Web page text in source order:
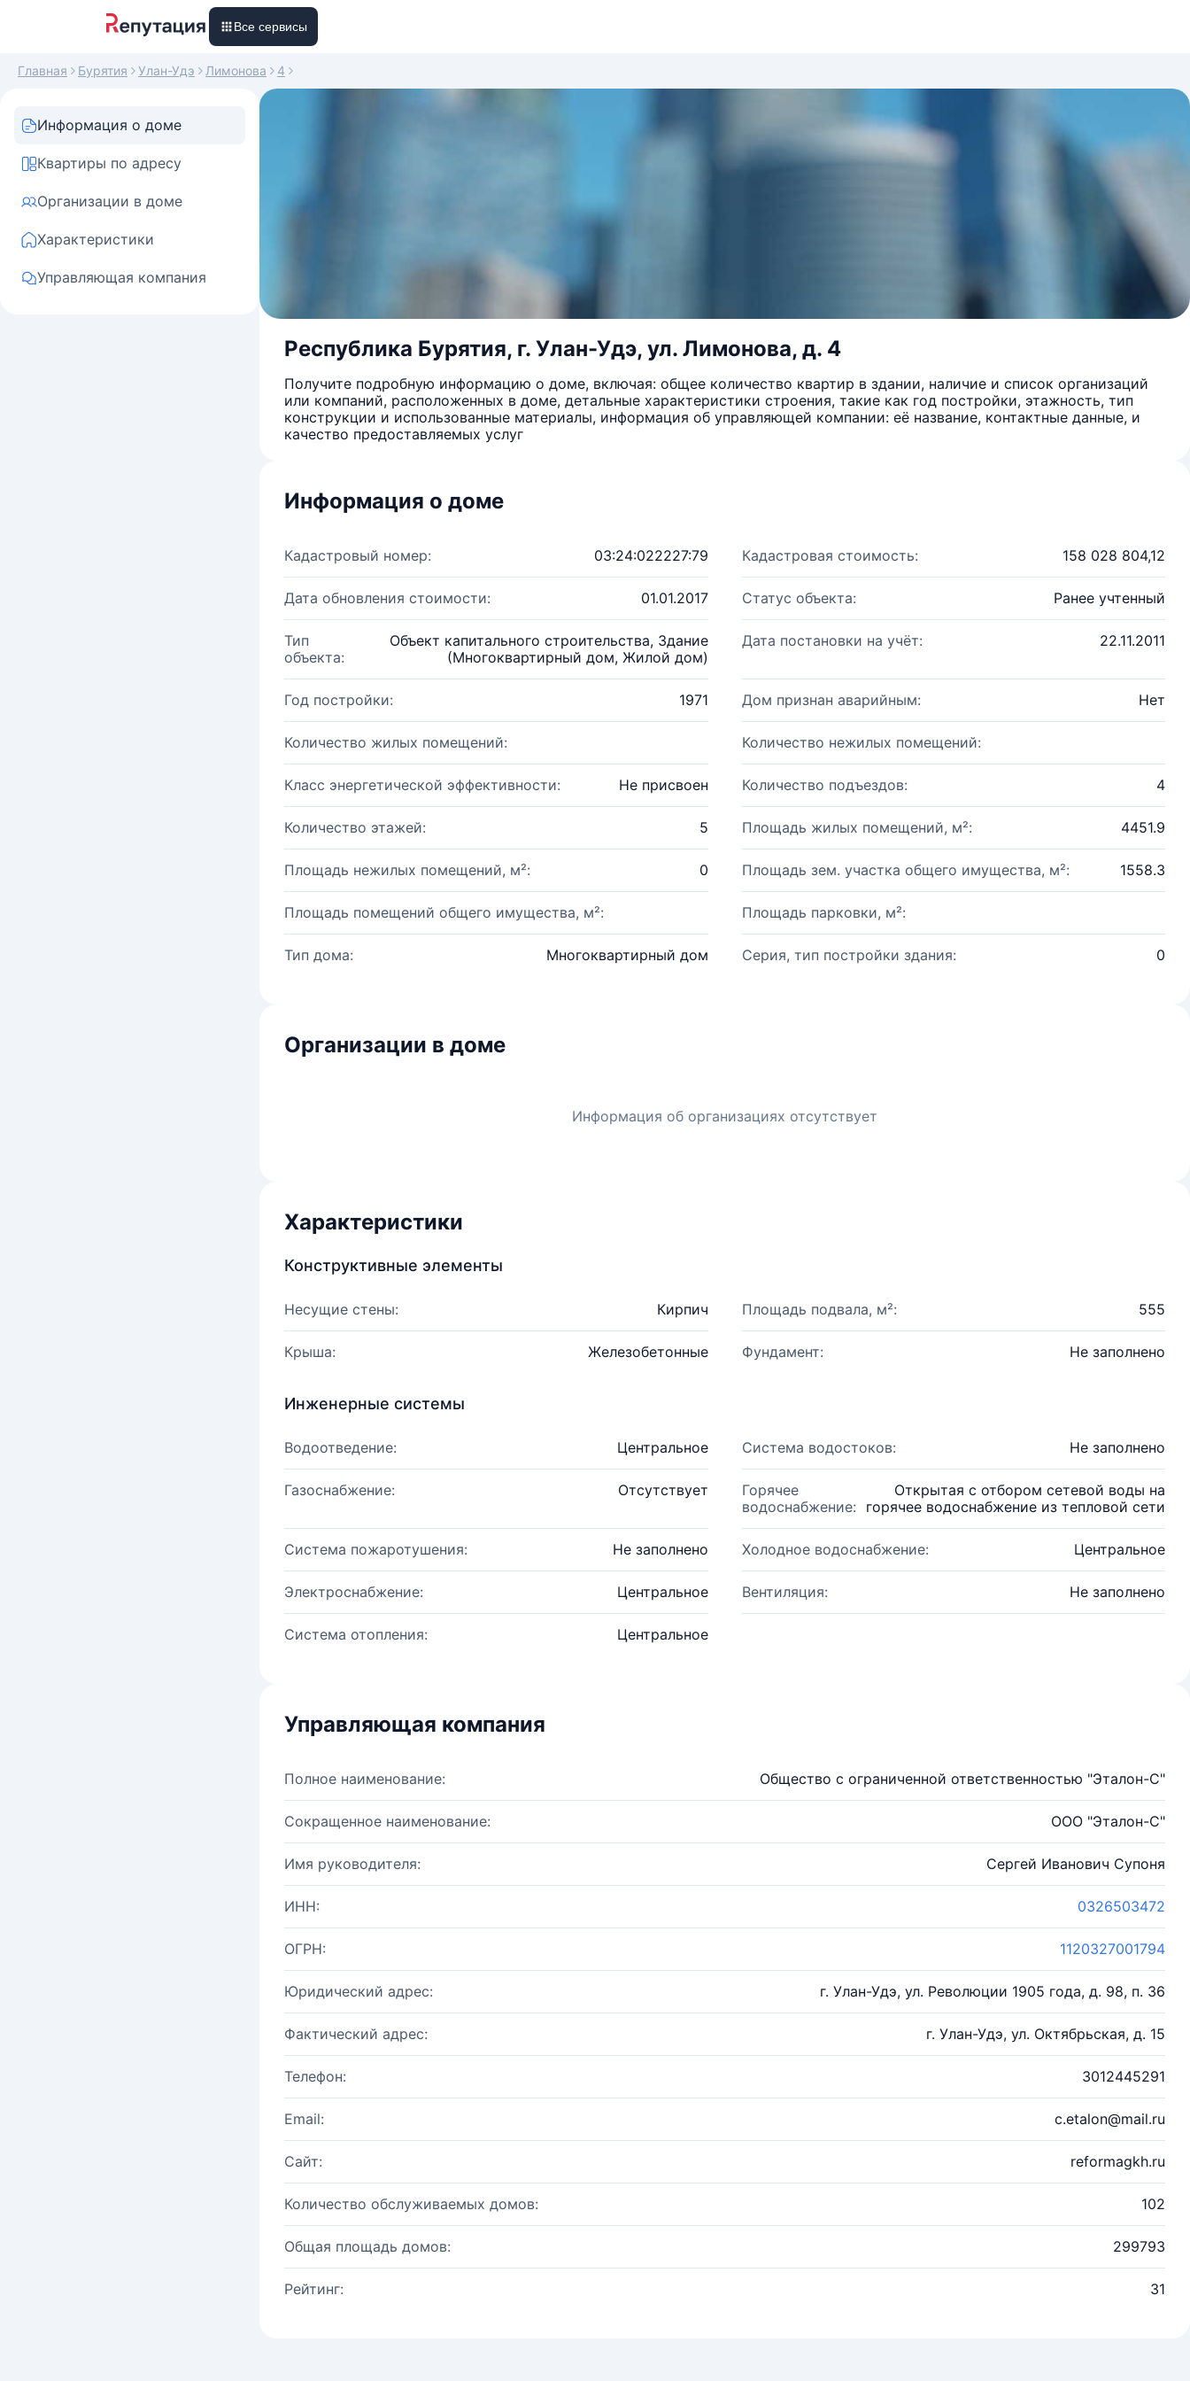
Все сервисы
Главная Бурятия Улан-Удэ Лимонова 4
Информация о доме
Квартиры по адресу
Организации в доме
Характеристики
Управляющая компания
Республика Бурятия, г. Улан-Удэ, ул. Лимонова, д. 4
Получите подробную информацию о доме, включая: общее количество квартир в здании, наличие и список организаций
или компаний, расположенных в доме, детальные характеристики строения, такие как год постройки, этажность, тип
конструкции и использованные материалы, информация об управляющей компании: её название, контактные данные, и
качество предоставляемых услуг
Информация о доме
Кадастровый номер: 03:24:022227:79 Кадастровая стоимость: 158 028 804,12
Дата обновления стоимости: 01.01.2017 Статус объекта: Ранее учтенный
Тип
объекта:
Объект капитального строительства, Здание
(Многоквартирный дом, Жилой дом)
Дата постановки на учёт: 22.11.2011
Год постройки: 1971 Дом признан аварийным: Нет
Количество жилых помещений: Количество нежилых помещений:
Класс энергетической эффективности: Не присвоен Количество подъездов: 4
Количество этажей: 5 Площадь жилых помещений, м²: 4451.9
Площадь нежилых помещений, м²: 0 Площадь зем. участка общего имущества, м²: 1558.3
Площадь помещений общего имущества, м²: Площадь парковки, м²:
Тип дома: Многоквартирный дом Серия, тип постройки здания: 0
Организации в доме
Информация об организациях отсутствует
Характеристики
Конструктивные элементы
Несущие стены: Кирпич Площадь подвала, м²: 555
Крыша: Железобетонные Фундамент: Не заполнено
Инженерные системы
Водоотведение: Центральное Система водостоков: Не заполнено
Газоснабжение: Отсутствует
Горячее
водоснабжение:
Открытая с отбором сетевой воды на
горячее водоснабжение из тепловой сети
Система пожаротушения: Не заполнено Холодное водоснабжение: Центральное
Электроснабжение: Центральное Вентиляция: Не заполнено
Система отопления: Центральное
Управляющая компания
Полное наименование: Общество с ограниченной ответственностью "Эталон-С"
Сокращенное наименование: ООО "Эталон-С"
Имя руководителя: Сергей Иванович Супоня
ИНН: 0326503472
ОГРН: 1120327001794
Юридический адрес: г. Улан-Удэ, ул. Революции 1905 года, д. 98, п. 36
Фактический адрес: г. Улан-Удэ, ул. Октябрьская, д. 15
Телефон: 3012445291
Email: c.etalon@mail.ru
Сайт: reformagkh.ru
Количество обслуживаемых домов: 102
Общая площадь домов: 299793
Рейтинг: 31